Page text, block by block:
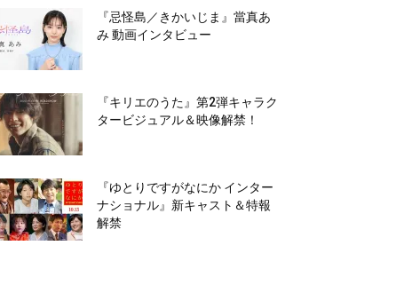
『忌怪島／きかいじま』當真あ
み 動画インタビュー
『キリエのうた』第2弾キャラク
タービジュアル＆映像解禁！
『ゆとりですがなにか インター
ナショナル』新キャスト＆特報
解禁